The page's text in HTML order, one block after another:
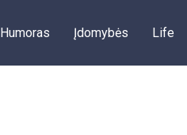
Humoras Įdomybės Life